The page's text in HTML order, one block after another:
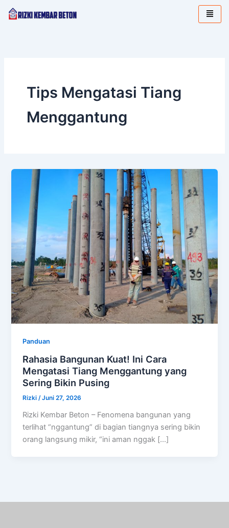
Lewati
Tips Mengatasi Tiang
Menggantung
Panduan
Rahasia Bangunan Kuat! Ini Cara
Mengatasi Tiang Menggantung yang
Sering Bikin Pusing
Rizki/Juni 27, 2026
Rizki Kembar Beton – Fenomena bangunan yang
terlihat “nggantung” di bagian tiangnya sering bikin
orang langsung mikir, “ini aman nggak […]